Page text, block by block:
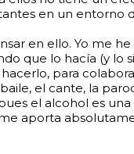
en un entorno
en ello. Yo me
que lo hacía (y lo
para
el cante, la
el alcohol es
aporta